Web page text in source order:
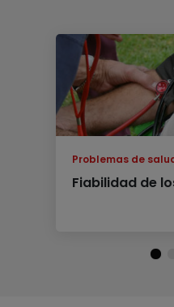
Problemas de
Fiabilidad de